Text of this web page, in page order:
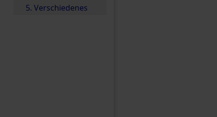
5. Verschiedenes